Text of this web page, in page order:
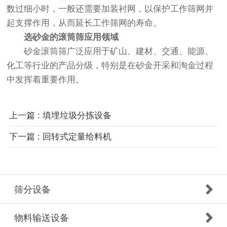
数过细小时，一般还需要加装衬网，以保护工作筛网并
起支撑作用，从而延长工作筛网的寿命。
选砂金的滚筒筛应用领域
砂金滚筒筛广泛应用于矿山、建材、交通、能源、
化工等行业的产品分级，特别是在砂金开采和淘金过程
中发挥着重要作用。
上一篇 : 填埋垃圾分拣设备
下一篇 : 回转式定量给料机
筛分设备
物料输送设备